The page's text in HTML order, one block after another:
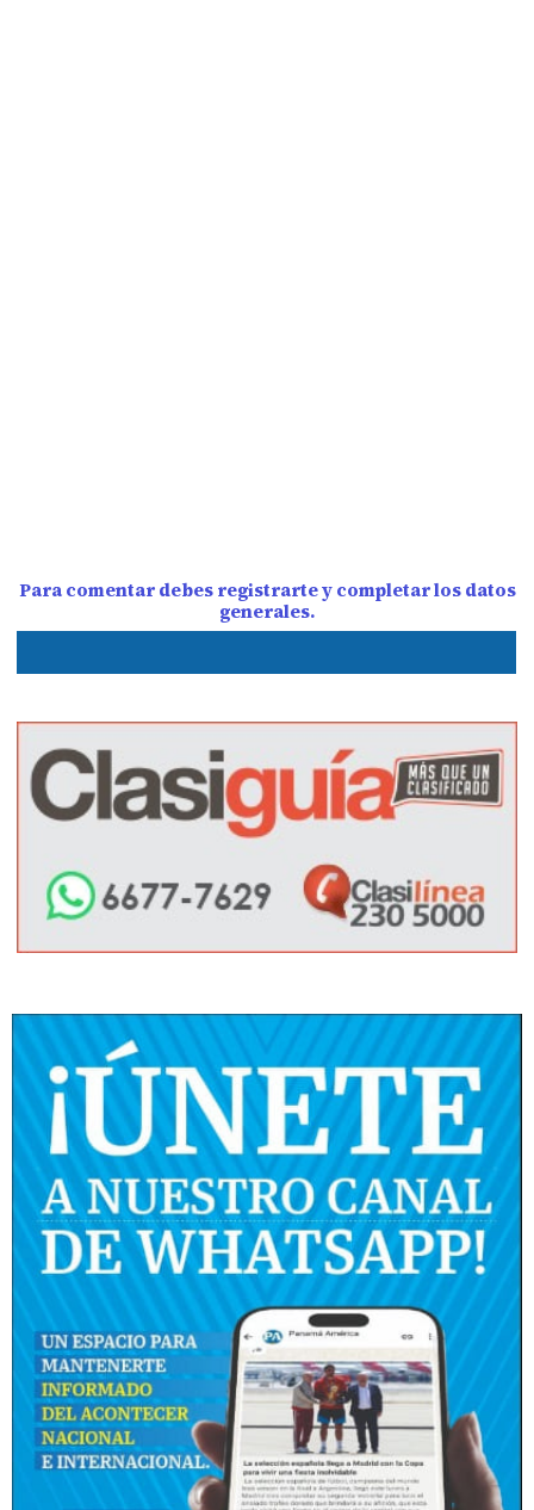
Para comentar debes registrarte y completar los datos
generales.